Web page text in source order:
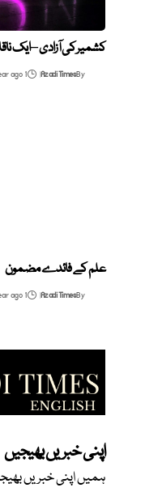
کشمیر کی آزادی – ایک
By
Azadi Times
1 year ago
علم کے فائدے مضمون
By
Azadi Times
1 year ago
اپنی خبریں بھیجیں
ہمیں اپنی خبریں